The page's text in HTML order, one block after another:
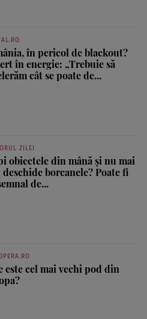
în pericol de blackout?
în energie: „Trebuie să
cât se poate de...
ZILEI
obiectele din mână și nu mai
borcanele? Poate fi
de...
este cel mai vechi pod din